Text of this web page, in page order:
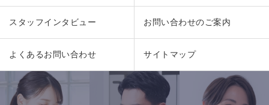
スタッフインタビュー お問い合わせのご案内
よくあるお問い合わせ サイトマップ